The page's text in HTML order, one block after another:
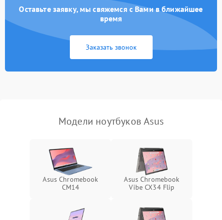
Неисправность зарядного
питания
2000 ₽ Подробнее →
неисправности кулера
пропадание диска
оперативной памяти:
вылеты приложений,
синие экраны
Подробнее →
Проблемы Wi‑Fi или
Оставьте заявку, мы свяжемся с Вами в ближайшее
время
Заказать звонок
Модели ноутбуков Asus
Asus Chromebook
CM14
Asus Chromebook
Vibe CX34 Flip